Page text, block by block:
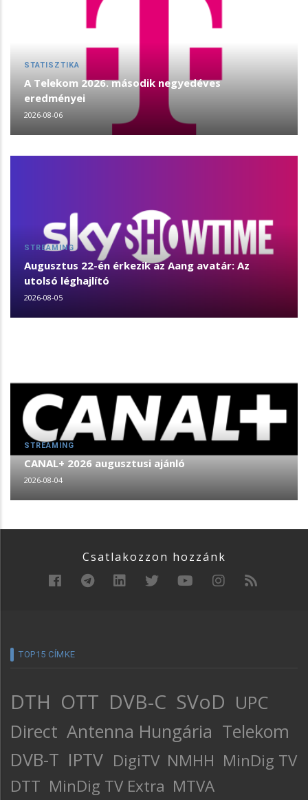
STATISZTIKA
A Telekom 2026. második negyedéves
eredményei
2026-08-06
STREAMING
Augusztus 22-én érkezik az Aang avatár: Az
utolsó léghajlító
2026-08-05
STREAMING
CANAL+ 2026 augusztusi ajánló
2026-08-04
Csatlakozzon hozzánk
TOP15 CÍMKE
DTH OTT DVB-C SVoD UPC
Direct Antenna Hungária Telekom
DVB-T IPTV DigiTV NMHH MinDig TV
DTT MinDig TV Extra MTVA